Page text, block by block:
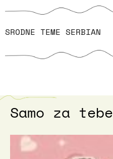
SRODNE TEME SERBIAN
Samo za tebe